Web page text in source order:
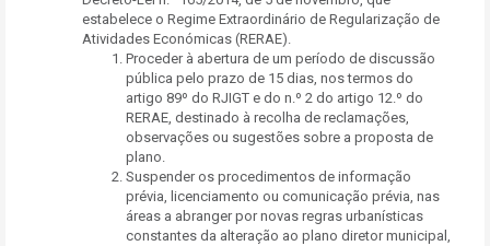
estabelece o Regime Extraordinário de Regularização de
Atividades Económicas (RERAE).
Proceder à abertura de um período de discussão
pública pelo prazo de 15 dias, nos termos do
artigo 89º do RJIGT e do n.º 2 do artigo 12.º do
RERAE, destinado à recolha de reclamações,
observações ou sugestões sobre a proposta de
plano.
Suspender os procedimentos de informação
prévia, licenciamento ou comunicação prévia, nas
áreas a abranger por novas regras urbanísticas
constantes da alteração ao plano diretor municipal,